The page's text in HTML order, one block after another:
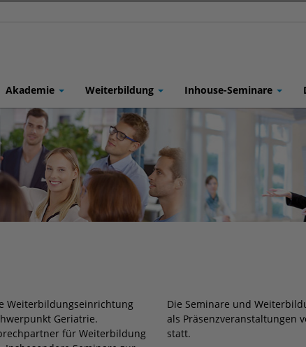
Akademie Weiterbildung Inhouse-Seminare
Weiter­bildungs­einrichtung
Geriatrie.
für Weiterbildung
Die Seminare und
als Präsenz­veran­staltungen
statt.